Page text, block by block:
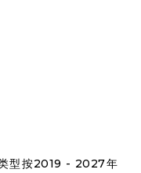
型按2019 - 2027年